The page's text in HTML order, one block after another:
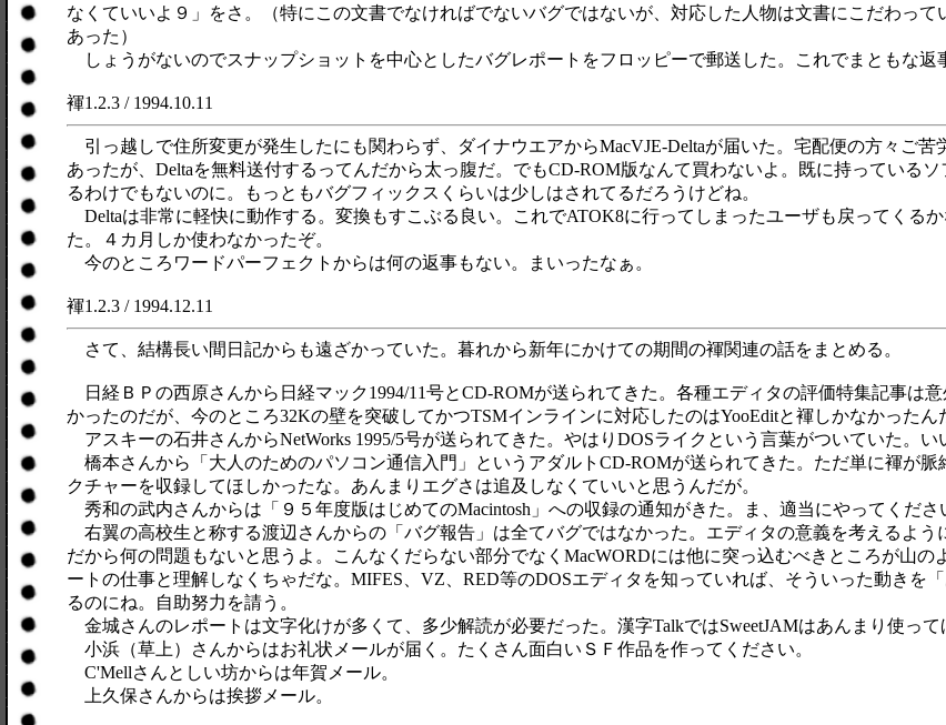
なくていいよ９」をさ。（特にこの文書でなければでないバグではないが、対応した人物は文書にこだわっ
あった）
しょうがないのでスナップショットを中心としたバグレポートをフロッピーで郵送した。これでまともな返
褌1.2.3 / 1994.10.11
引っ越しで住所変更が発生したにも関わらず、ダイナウエアからMacVJE-Deltaが届いた。宅配便の方々ご
あったが、Deltaを無料送付するってんだから太っ腹だ。でもCD-ROM版なんて買わないよ。既に持っている
るわけでもないのに。もっともバグフィックスくらいは少しはされてるだろうけどね。
Deltaは非常に軽快に動作する。変換もすこぶる良い。これでATOK8に行ってしまったユーザも戻ってくる
た。４カ月しか使わなかったぞ。
今のところワードパーフェクトからは何の返事もない。まいったなぁ。
褌1.2.3 / 1994.12.11
さて、結構長い間日記からも遠ざかっていた。暮れから新年にかけての期間の褌関連の話をまとめる。
日経ＢＰの西原さんから日経マック1994/11号とCD-ROMが送られてきた。各種エディタの評価特集記事は
かったのだが、今のところ32Kの壁を突破してかつTSMインラインに対応したのはYooEditと褌しかなかったん
アスキーの石井さんからNetWorks 1995/5号が送られてきた。やはりDOSライクという言葉がついていた。い
橋本さんから「大人のためのパソコン通信入門」というアダルトCD-ROMが送られてきた。ただ単に褌が
クチャーを収録してほしかったな。あんまりエグさは追及しなくていいと思うんだが。
秀和の武内さんからは「９５年度版はじめてのMacintosh」への収録の通知がきた。ま、適当にやってくださ
右翼の高校生と称する渡辺さんからの「バグ報告」は全てバグではなかった。エディタの意義を考えるよ
だから何の問題もないと思うよ。こんなくだらない部分でなくMacWORDには他に突っ込むべきところが山
ートの仕事と理解しなくちゃだな。MIFES、VZ、RED等のDOSエディタを知っていれば、そういった動きを
るのにね。自助努力を請う。
金城さんのレポートは文字化けが多くて、多少解読が必要だった。漢字TalkではSweetJAMはあんまり使って
小浜（草上）さんからはお礼状メールが届く。たくさん面白いＳＦ作品を作ってください。
C'Mellさんとしい坊からは年賀メール。
上久保さんからは挨拶メール。